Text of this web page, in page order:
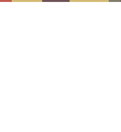
SKIP
SKIP